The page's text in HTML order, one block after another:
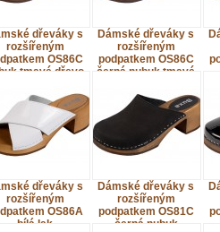
dřeváky s
rozšířeným
OS86C
tmavé dřevo
Dámské dřeváky s
rozšířeným
podpatkem OS86C
černá nubuk tmavé
dřeváky s
rozšířeným
OS86A
bílá lak
Dámské dřeváky s
rozšířeným
podpatkem OS81C
černá nubuk